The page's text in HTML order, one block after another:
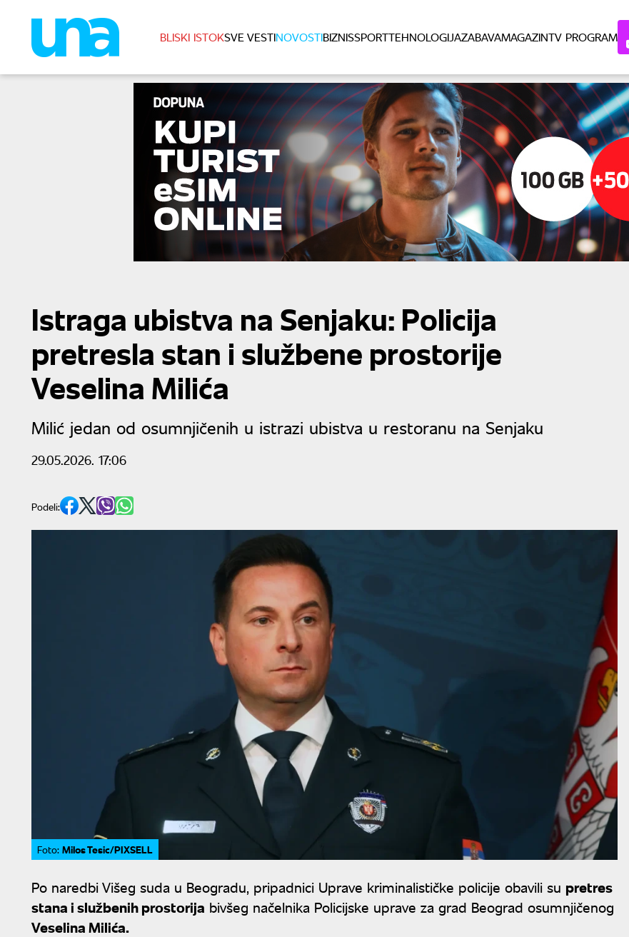
BLISKI ISTOKSVE VESTINOVOSTIBIZNISSPORTTEHNOLOGIJAZABAVAMAGAZINTV PROGRAM
Istraga ubistva na Senjaku: Policija
pretresla stan i službene prostorije
Veselina Milića
Milić jedan od osumnjičenih u istrazi ubistva u restoranu na Senjaku
29.05.2026. 17:06
Podeli:
Foto: Milos Tesic/PIXSELL
Po naredbi Višeg suda u Beogradu, pripadnici Uprave kriminalističke policije obavili su pretres
stana i službenih prostorija bivšeg načelnika Policijske uprave za grad Beograd osumnjičenog
Veselina Milića.